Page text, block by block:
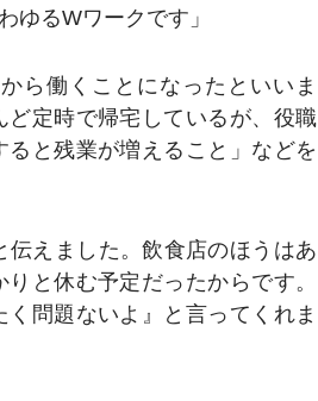
ゆるWワークです」
ら働くことになったといいま
定時で帰宅しているが、役職
と残業が増えること」などを
伝えました。飲食店のほうはあ
と休む予定だったからです。
問題ないよ』と言ってくれま